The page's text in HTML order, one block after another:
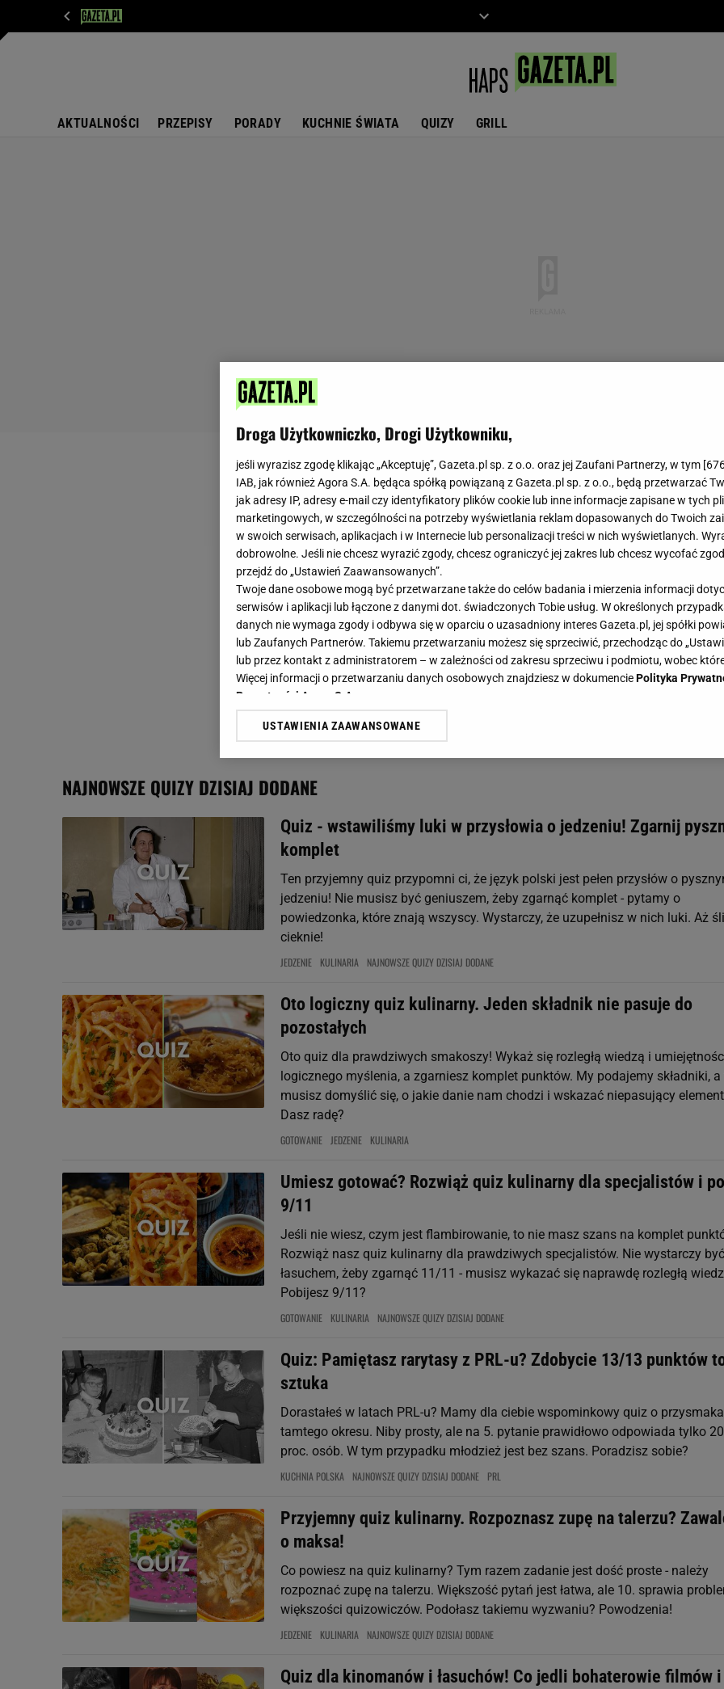
AKTUALNOŚCI PRZEPISY PORADY KUCHNIE ŚWIATA QUIZY GRILL
NAJNOWSZE QUIZY DZISIAJ DODANE
Quiz - wstawiliśmy luki w przysłowia o jedzeniu! Zgarnij
komplet
Ten przyjemny quiz przypomni ci, że język polski jest pełen przysłów o
jedzeniu! Nie musisz być geniuszem, żeby zgarnąć komplet - pytamy o
powiedzonka, które znają wszyscy. Wystarczy, że uzupełnisz w nich luki. Aż
cieknie!
JEDZENIE KULINARIA NAJNOWSZE QUIZY DZISIAJ DODANE
Oto logiczny quiz kulinarny. Jeden składnik nie pasuje do
pozostałych
Oto quiz dla prawdziwych smakoszy! Wykaż się rozległą wiedzą i
logicznego myślenia, a zgarniesz komplet punktów. My podajemy składniki, a
musisz domyślić się, o jakie danie nam chodzi i wskazać niepasujący
Dasz radę?
GOTOWANIE JEDZENIE KULINARIA
Umiesz gotować? Rozwiąż quiz kulinarny dla specjalistów i
9/11
Jeśli nie wiesz, czym jest flambirowanie, to nie masz szans na komplet
Rozwiąż nasz quiz kulinarny dla prawdziwych specjalistów. Nie wystarczy być
łasuchem, żeby zgarnąć 11/11 - musisz wykazać się naprawdę rozległą
Pobijesz 9/11?
GOTOWANIE KULINARIA NAJNOWSZE QUIZY DZISIAJ DODANE
Quiz: Pamiętasz rarytasy z PRL-u? Zdobycie 13/13 punktów
sztuka
Dorastałeś w latach PRL-u? Mamy dla ciebie wspominkowy quiz o
tamtego okresu. Niby prosty, ale na 5. pytanie prawidłowo odpowiada tylko 20
proc. osób. W tym przypadku młodzież jest bez szans. Poradzisz sobie?
KUCHNIA POLSKA NAJNOWSZE QUIZY DZISIAJ DODANE PRL
Przyjemny quiz kulinarny. Rozpoznasz zupę na talerzu?
o maksa!
Co powiesz na quiz kulinarny? Tym razem zadanie jest dość proste - należy
rozpoznać zupę na talerzu. Większość pytań jest łatwa, ale 10. sprawia
większości quizowiczów. Podołasz takiemu wyzwaniu? Powodzenia!
JEDZENIE KULINARIA NAJNOWSZE QUIZY DZISIAJ DODANE
Quiz dla kinomanów i łasuchów! Co jedli bohaterowie filmów i
Droga Użytkowniczko, Drogi Użytkowniku,
jeśli wyrazisz zgodę klikając „Akceptuję”, Gazeta.pl sp. z o.o. oraz jej Zaufani Partnerzy, w tym [
IAB, jak również Agora S.A. będąca spółką powiązaną z Gazeta.pl sp. z o.o., będą przetwarzać
jak adresy IP, adresy e-mail czy identyfikatory plików cookie lub inne informacje zapisane w tych
marketingowych, w szczególności na potrzeby wyświetlania reklam dopasowanych do Twoich
w swoich serwisach, aplikacjach i w Internecie lub personalizacji treści w nich wyświetlanych.
dobrowolne. Jeśli nie chcesz wyrazić zgody, chcesz ograniczyć jej zakres lub chcesz wycofać
przejdź do „Ustawień Zaawansowanych”.
Twoje dane osobowe mogą być przetwarzane także do celów badania i mierzenia informacji
serwisów i aplikacji lub łączone z danymi dot. świadczonych Tobie usług. W określonych
danych nie wymaga zgody i odbywa się w oparciu o uzasadniony interes Gazeta.pl, jej spółki
lub Zaufanych Partnerów. Takiemu przetwarzaniu możesz się sprzeciwić, przechodząc do
lub przez kontakt z administratorem – w zależności od zakresu sprzeciwu i podmiotu, wobec
Więcej informacji o przetwarzaniu danych osobowych znajdziesz w dokumenciePolityka
Prywatności Agora S.A.
Klikając „Akceptuję” wyrażasz też zgodę na zainstalowanie i przechowywanie plików cookie
dotyczące plików cookie, wywołując narzędzie do zarządzania twoimi preferencjami dot.
odnośnik „Ustawienia prywatności ” w stopce serwisu i przechodząc do „Ustawień
My, nasi Zaufani Partnerzy i Agora S.A. możemy przetwarzać dane osobowe w następujących
Użycie dokładnych danych geolokalizacyjnych. Aktywne skanowanie charakterystyki urządzenia
Przechowywanie informacji na urządzeniu lub dostęp do nich. Spersonalizowane reklamy i treści,
badnie odbiorców i ulepszanie usług.
Lista Zaufanych Partnerów
USTAWIENIA ZAAWANSOWANE